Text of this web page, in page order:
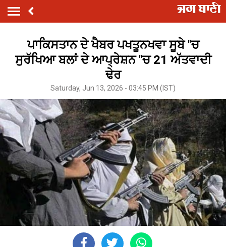
ਪਾਕਿਸਤਾਨ ਦੇ ਖੈਬਰ ਪਖਤੂਨਖਵਾ ਸੂਬੇ ''ਚ
ਸੁਰੱਖਿਆ ਬਲਾਂ ਦੇ ਆਪ੍ਰੇਸ਼ਨ ''ਚ 21 ਅੱਤਵਾਦੀ
ਢੇਰ
Saturday, Jun 13, 2026 - 03:45 PM (IST)